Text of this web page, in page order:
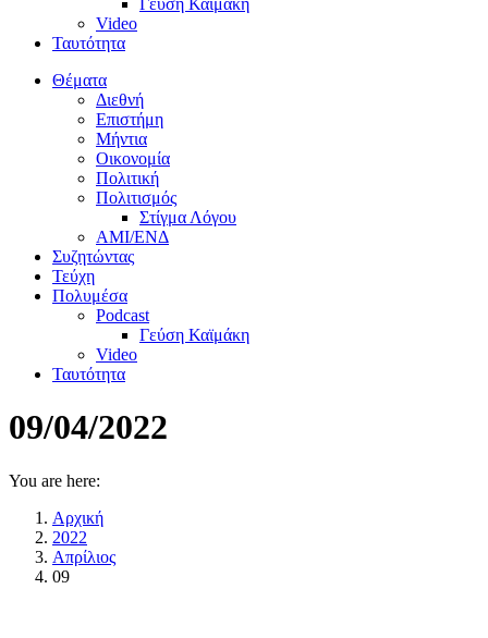
Γεύση Καϊμάκη
Video
Ταυτότητα
Θέματα
Διεθνή
Επιστήμη
Μήντια
Οικονομία
Πολιτική
Πολιτισμός
Στίγμα Λόγου
AMI/ΕΝΔ
Συζητώντας
Τεύχη
Πολυμέσα
Podcast
Γεύση Καϊμάκη
Video
Ταυτότητα
09/04/2022
You are here:
Αρχική
2022
Απρίλιος
09